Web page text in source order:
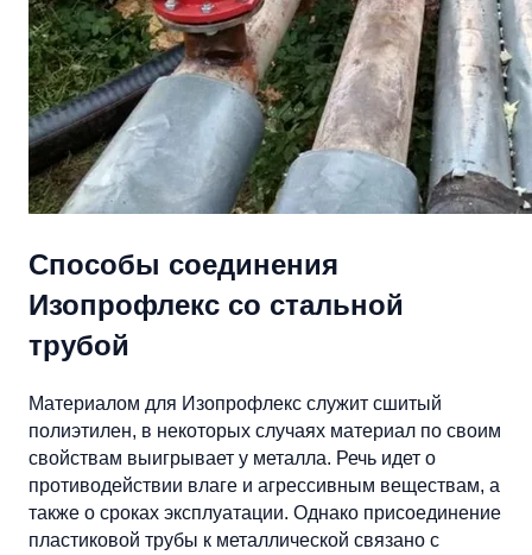
Способы соединения
Изопрофлекс со стальной
трубой
Материалом для Изопрофлекс служит сшитый
полиэтилен, в некоторых случаях материал по своим
свойствам выигрывает у металла. Речь идет о
противодействии влаге и агрессивным веществам, а
также о сроках эксплуатации. Однако присоединение
пластиковой трубы к металлической связано с